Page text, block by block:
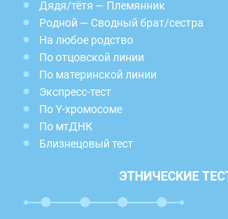
Дядя/тётя — Племянник
Родной — Сводный брат/сестра
На любое родство
По отцовской линии
По материнской линии
Экспресс-тест
По Y-хромосоме
По мтДНК
Близнецовый тест
ЭТНИЧЕСКИЕ